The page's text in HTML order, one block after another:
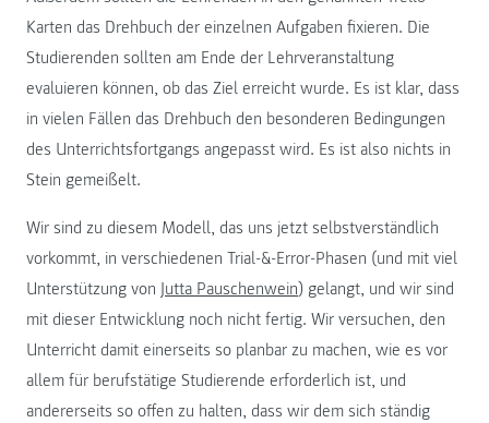
Karten das Drehbuch der einzelnen Aufgaben fixieren. Die
Studierenden sollten am Ende der Lehrveranstaltung
evaluieren können, ob das Ziel erreicht wurde. Es ist klar, dass
in vielen Fällen das Drehbuch den besonderen Bedingungen
des Unterrichtsfortgangs angepasst wird. Es ist also nichts in
Stein gemeißelt.
Wir sind zu diesem Modell, das uns jetzt selbstverständlich
vorkommt, in verschiedenen Trial-&-Error-Phasen (und mit viel
Unterstützung von Jutta Pauschenwein) gelangt, und wir sind
mit dieser Entwicklung noch nicht fertig. Wir versuchen, den
Unterricht damit einerseits so planbar zu machen, wie es vor
allem für berufstätige Studierende erforderlich ist, und
andererseits so offen zu halten, dass wir dem sich ständig